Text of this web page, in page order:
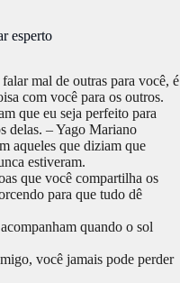
esperto
mal de outras para você, é
com você para os outros.
que eu seja perfeito para
delas. – Yago Mariano
aqueles que diziam que
estiveram.
que você compartilha os
para que tudo dê
quando o sol
você jamais pode perder